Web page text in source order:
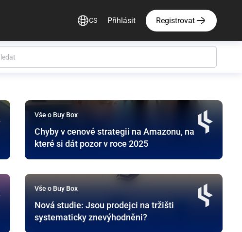
CS Přihlásit Registrovat
17 příspěvků nalezeno v této kategorii
Vše o Buy Box
Chyby v cenové strategii na Amazonu, na
které si dát pozor v roce 2025
Vše o Buy Box
Nová studie: Jsou prodejci na tržišti
systematicky znevýhodněni?